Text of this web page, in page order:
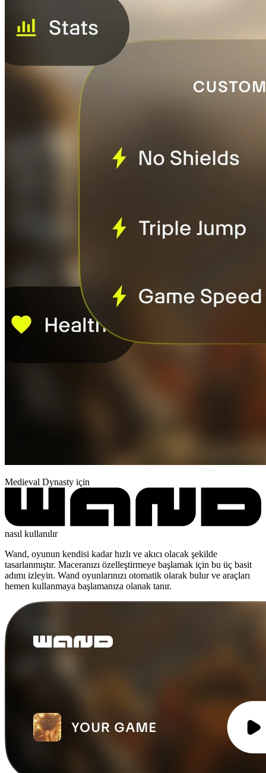
Medieval Dynasty için
nasıl kullanılır
Wand, oyunun kendisi kadar hızlı ve akıcı olacak şekilde
tasarlanmıştır. Maceranızı özelleştirmeye başlamak için bu üç basit
adımı izleyin. Wand oyunlarınızı otomatik olarak bulur ve araçları
hemen kullanmaya başlamanıza olanak tanır.